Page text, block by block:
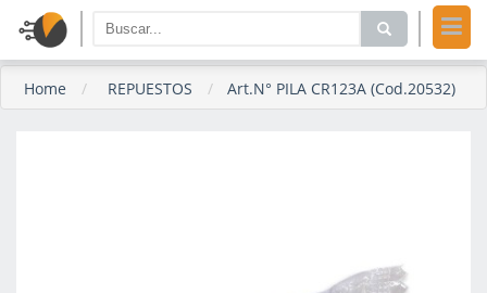
Home REPUESTOS Art.N° PILA CR123A (Cod.20532)